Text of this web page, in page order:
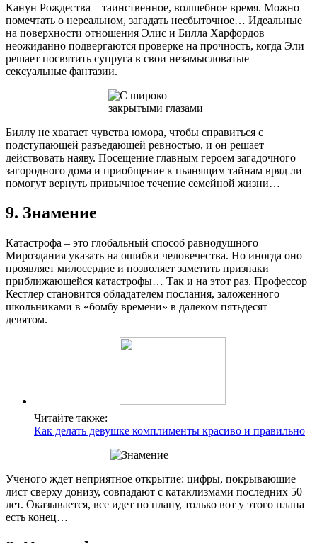
Канун Рождества – таинственное, волшебное время. Можно
помечтать о нереальном, загадать несбыточное… Идеальные
на поверхности отношения Элис и Билла Харфордов
неожиданно подвергаются проверке на прочность, когда Эли
решает посвятить супруга в свои незамысловатые
сексуальные фантазии.
Биллу не хватает чувства юмора, чтобы справиться с
подступающей разъедающей ревностью, и он решает
действовать наяву. Посещение главным героем загадочного
загородного дома и приобщение к пьянящим тайнам вряд ли
помогут вернуть привычное течение семейной жизни…
9. Знамение
Катастрофа – это глобальный способ равнодушного
Мироздания указать на ошибки человечества. Но иногда оно
проявляет милосердие и позволяет заметить признаки
приближающейся катастрофы… Так и на этот раз. Профессор
Кестлер становится обладателем послания, заложенного
школьниками в «бомбу времени» в далеком пятьдесят
девятом.
Читайте также:
Как делать девушке комплименты красиво и правильно
Ученого ждет неприятное открытие: цифры, покрывающие
лист сверху донизу, совпадают с катаклизмами последних 50
лет. Оказывается, все идет по плану, только вот у этого плана
есть конец…